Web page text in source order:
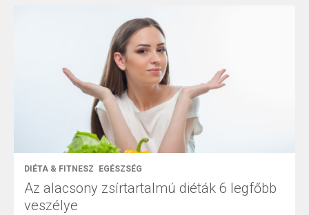
DIÉTA & FITNESZ EGÉSZSÉG
Az alacsony zsírtartalmú diéták 6 legfőbb
veszélye